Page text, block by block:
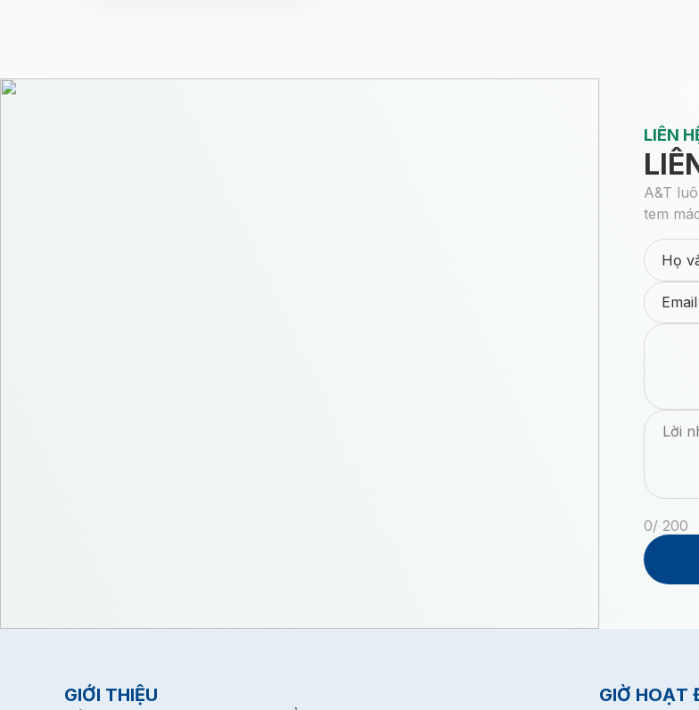
LIÊN
A&T
tem
Họ
Email
0/ 200
GIỚI THIỆU GIỜ HOẠT